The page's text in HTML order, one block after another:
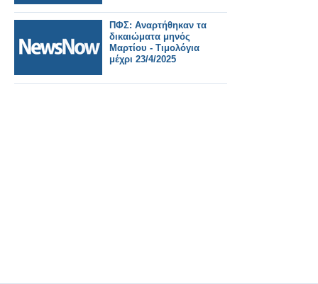
ΠΦΣ: Αναρτήθηκαν τα
δικαιώματα μηνός
Μαρτίου - Τιμολόγια
μέχρι 23/4/2025